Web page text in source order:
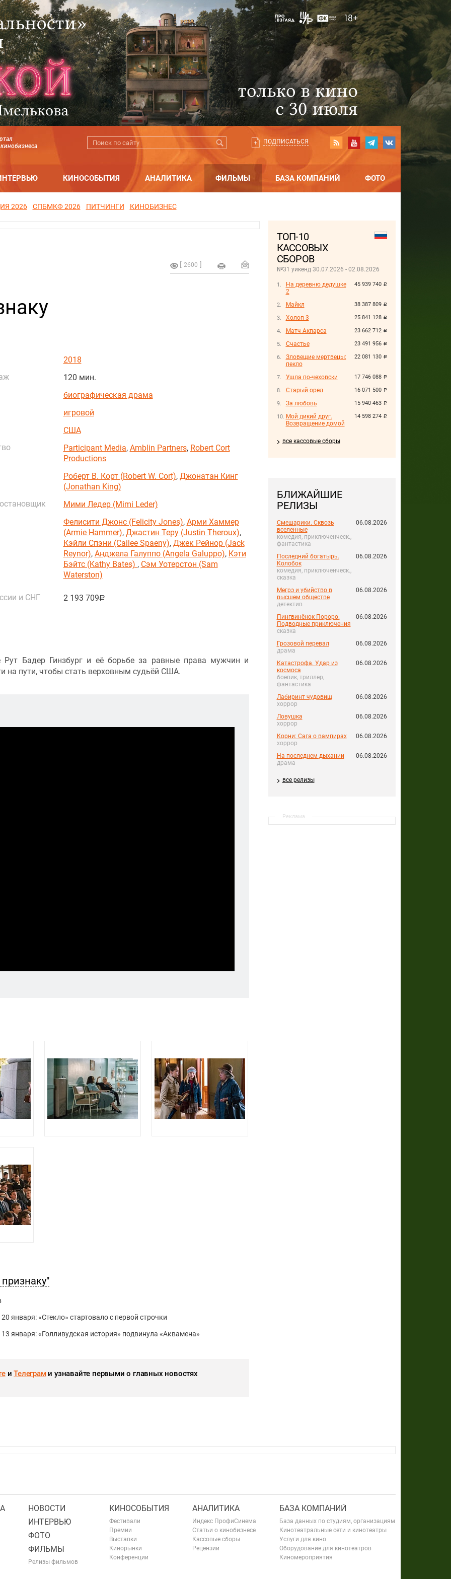
ПОДПИСАТЬСЯ
КИНОСОБЫТИЯ АНАЛИТИКА ФИЛЬМЫ БАЗА КОМПАНИЙ ФОТО
2026 СПБМКФ 2026 ПИТЧИНГИ КИНОБИЗНЕС
ТОП-10
КАССОВЫХ
СБОРОВ
№31 уикенд 30.07.2026 - 02.08.2026
45 939 740 руб.
На деревню дедушке
2
38 387 809 руб.
Майкл
25 841 128 руб.
Холоп 3
23 662 712 руб.
Матч Акпарса
23 491 956 руб.
Счастье
22 081 130 руб.
Зловещие мертвецы:
пекло
17 746 088 руб.
Ушла по-чеховски
16 071 500 руб.
Старый орел
15 940 463 руб.
За любовь
14 598 274 руб.
Мой дикий друг.
Возвращение домой
все кассовые сборы
БЛИЖАЙШИЕ
РЕЛИЗЫ
Смешарики. Сквозь
вселенные
комедия, приключенческ.,
фантастика
06.08.2026
Последний богатырь.
Колобок
комедия, приключенческ.,
сказка
06.08.2026
Мегрэ и убийство в
высшем обществе
детектив
06.08.2026
Пингвинёнок Пороро.
Подводные приключения
сказка
06.08.2026
Грозовой перевал
драма
06.08.2026
Катастрофа. Удар из
космоса
боевик, триллер,
фантастика
06.08.2026
Лабиринт чудовищ
хоррор
06.08.2026
Ловушка
хоррор
06.08.2026
Корни: Сага о вампирах
хоррор
06.08.2026
На последнем дыхании
драма
06.08.2026
все релизы
Реклама
2600
2018
120 мин.
биографическая драма
игровой
США
Participant Media, Amblin Partners, Robert Cort
Productions
Роберт В. Корт (Robert W. Cort), Джонатан Кинг
(Jonathan King)
Мими Ледер (Mimi Leder)
Фелисити Джонс (Felicity Jones), Арми Хаммер
(Armie Hammer), Джастин Теру (Justin Theroux),
Кэйли Спэни (Cailee Spaeny), Джек Рейнор (Jack
Reynor), Анджела Галуппо (Angela Galuppo), Кэти
Бэйтс (Kathy Bates) , Сэм Уотерстон (Sam
Waterston)
и СНГ 2 193 709руб.
Бадер Гинзбург и её борьбе за равные права мужчин и
на пути, чтобы стать верховным судьёй США.
января: «Стекло» стартовало с первой строчки
января: «Голливудская история» подвинула «Аквамена»
иТелеграми узнавайте первыми о главных новостях
НОВОСТИ
ИНТЕРВЬЮ
ФОТО
ФИЛЬМЫ
Релизы фильмов
КИНОСОБЫТИЯ
Фестивали
Премии
Выставки
Кинорынки
Конференции
АНАЛИТИКА
Индекс ПрофиСинема
Статьи о кинобизнесе
Кассовые сборы
Рецензии
БАЗА КОМПАНИЙ
База данных по студиям, организациям
Кинотеатральные сети и кинотеатры
Услуги для кино
Оборудование для кинотеатров
Киномероприятия